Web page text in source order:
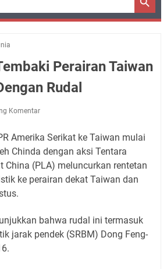
Perairan Taiwan
Rudal
Komentar
Amerika Serikat ke Taiwan mulai
Chinda dengan aksi Tentara
China (PLA) meluncurkan rentetan
ke perairan dekat Taiwan dan
bahwa rudal ini termasuk
jarak pendek (SRBM) Dong Feng-